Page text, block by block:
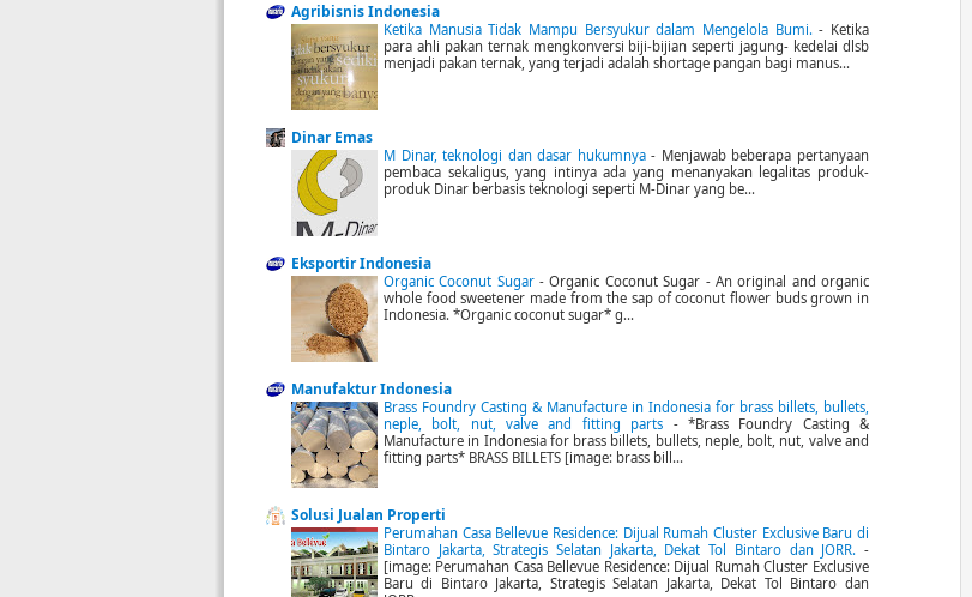
Agribisnis Indonesia
Ketika Manusia Tidak Mampu Bersyukur dalam Mengelola Bumi.- Ketika
para ahli pakan ternak mengkonversi biji-bijian seperti jagung- kedelai dlsb
menjadi pakan ternak, yang terjadi adalah shortage pangan bagi manus...
Dinar Emas
M Dinar, teknologi dan dasar hukumnya- Menjawab beberapa pertanyaan
pembaca sekaligus, yang intinya ada yang menanyakan legalitas produk-
produk Dinar berbasis teknologi seperti M-Dinar yang be...
Eksportir Indonesia
Organic Coconut Sugar-Organic Coconut Sugar - An original and organic
whole food sweetener made from the sap of coconut flower buds grown in
Indonesia. *Organic coconut sugar* g...
Manufaktur Indonesia
Brass Foundry Casting & Manufacture in Indonesia for brass billets, bullets,
neple, bolt, nut, valve and fitting parts - *Brass Foundry Casting &
Manufacture in Indonesia for brass billets, bullets, neple, bolt, nut, valve and
fitting parts* BRASS BILLETS [image: brass bill...
Solusi Jualan Properti
Perumahan Casa Bellevue Residence: Dijual Rumah Cluster Exclusive Baru di
Bintaro Jakarta, Strategis Selatan Jakarta, Dekat Tol Bintaro dan JORR. -
[image: Perumahan Casa Bellevue Residence: Dijual Rumah Cluster Exclusive
Baru di Bintaro Jakarta, Strategis Selatan Jakarta, Dekat Tol Bintaro dan